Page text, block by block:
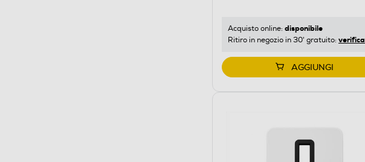
Acquisto online: disponibile
Ritiro in negozio in 30' gratuito: verifica
AGGIUNGI